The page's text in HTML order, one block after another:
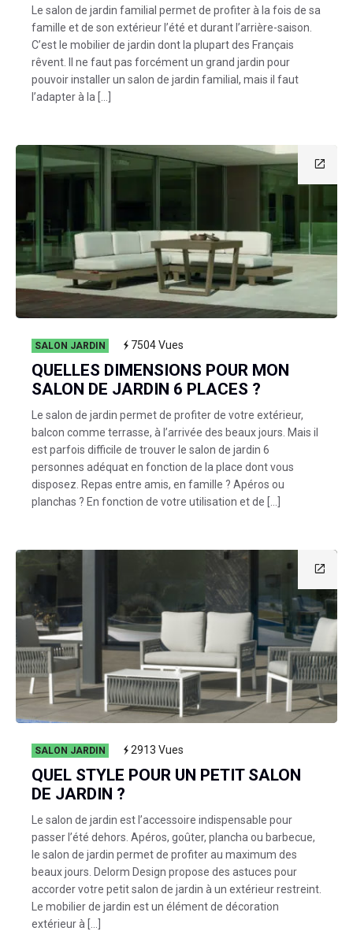
Le salon de jardin familial permet de profiter à la fois de sa
famille et de son extérieur l’été et durant l’arrière-saison.
C’est le mobilier de jardin dont la plupart des Français
rêvent. Il ne faut pas forcément un grand jardin pour
pouvoir installer un salon de jardin familial, mais il faut
l’adapter à la […]
SALON JARDIN 7504Vues
QUELLES DIMENSIONS POUR MON
SALON DE JARDIN 6 PLACES ?
Le salon de jardin permet de profiter de votre extérieur,
balcon comme terrasse, à l’arrivée des beaux jours. Mais il
est parfois difficile de trouver le salon de jardin 6
personnes adéquat en fonction de la place dont vous
disposez. Repas entre amis, en famille ? Apéros ou
planchas ? En fonction de votre utilisation et de […]
SALON JARDIN 2913 Vues
QUEL STYLE POUR UN PETIT SALON
DE JARDIN ?
Le salon de jardin est l’accessoire indispensable pour
passer l’été dehors. Apéros, goûter, plancha ou barbecue,
le salon de jardin permet de profiter au maximum des
beaux jours. Delorm Design propose des astuces pour
accorder votre petit salon de jardin à un extérieur restreint.
Le mobilier de jardin est un élément de décoration
extérieur à […]